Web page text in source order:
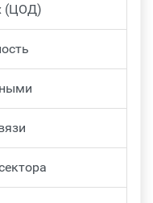
(ЦОД)